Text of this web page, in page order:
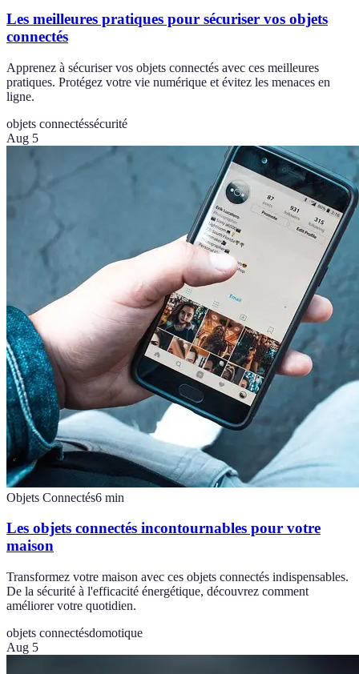
Les meilleures pratiques pour sécuriser vos objets
connectés
Apprenez à sécuriser vos objets connectés avec ces meilleures
pratiques. Protégez votre vie numérique et évitez les menaces en
ligne.
objets connectéssécurité
Aug 5
Objets Connectés6 min
Les objets connectés incontournables pour votre
maison
Transformez votre maison avec ces objets connectés indispensables.
De la sécurité à l'efficacité énergétique, découvrez comment
améliorer votre quotidien.
objets connectésdomotique
Aug 5